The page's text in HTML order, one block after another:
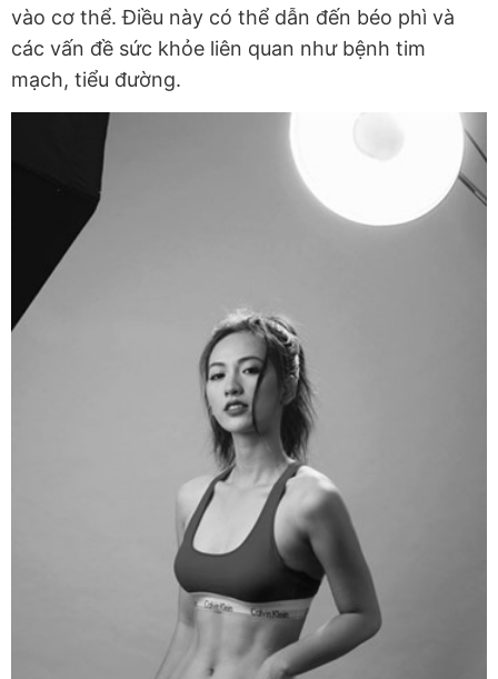
vào cơ thể. Điều này có thể dẫn đến béo phì và
các vấn đề sức khỏe liên quan như bệnh tim
mạch, tiểu đường.